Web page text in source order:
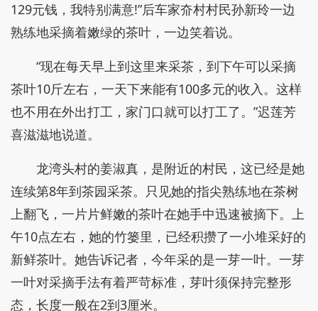
129元钱，我特别满意!”后车家夼村村民孙新玲一边
熟练地采摘着嫩绿的茶叶，一边笑着说。
“现在每天早上到这里来采茶，到下午可以采摘
茶叶10斤左右，一天下来能有100多元的收入。这样
也不用在外出打工，家门口就可以打工了。”迟莲芳
喜滋滋地说道。
龙湾头村的姜淑真，是附近的村民，这已经是她
连续第8年到茶园采茶。只见她的指尖熟练地在茶树
上翻飞，一片片鲜嫩的茶叶在她手中迅速被摘下。上
午10点左右，她的竹篓里，已经积攒了一小堆采好的
新鲜茶叶。她告诉记者，今年采的是一芽一叶。一芽
一叶对采摘手法有着严苛标准，芽叶须保持完整形
态，长度一般在2到3厘米。